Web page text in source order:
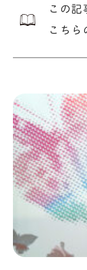
この記
こちら